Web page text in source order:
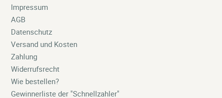
Impressum
AGB
Datenschutz
Versand und Kosten
Zahlung
Widerrufsrecht
Wie bestellen?
Gewinnerliste der "Schnellzahler"